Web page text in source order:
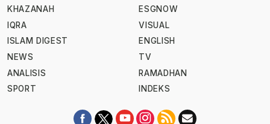
KHAZANAH
IQRA
ISLAM DIGEST
NEWS
ANALISIS
SPORT
ESGNOW
VISUAL
ENGLISH
TV
RAMADHAN
INDEKS